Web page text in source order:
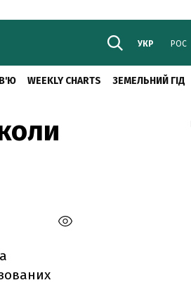
УКР РОС
WEEKLY CHARTS ЗЕМЕЛЬНИЙ ГІД